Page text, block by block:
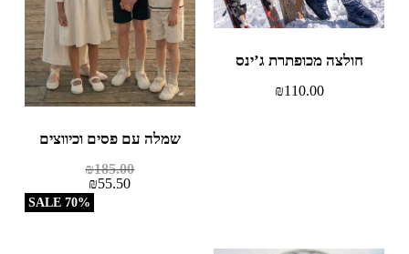
חולצה מכופתרת ג’ינס
₪110.00
70% SALE
שמלה עם פסים וכיווצים
₪185.00
₪55.50